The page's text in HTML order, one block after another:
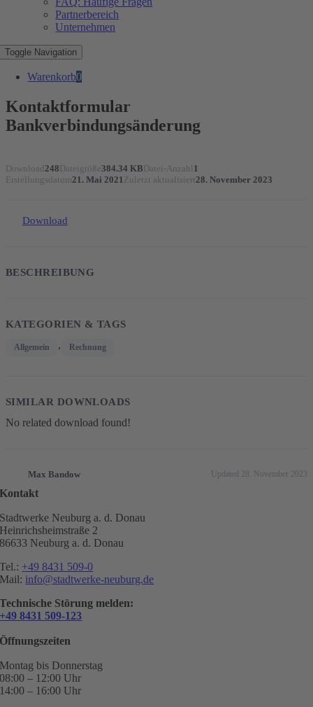
Partnerbereich
Unternehmen
Toggle Navigation
Warenkorb0
Kontaktformular
Bankverbindungsänderung
Download 248Dateigröße384.34 KBDatei-Anzahl 1
Erstellungsdatum21. Mai 2021 Zuletzt aktualisiert 28. November 2023
Download
BESCHREIBUNG
KATEGORIEN & TAGS
Allgemein , Rechnung
SIMILAR DOWNLOADS
No related download found!
Max Bandow Updated 28. November 2023
Kontakt
Stadtwerke Neuburg a. d. Donau
Heinrichsheimstraße 2
86633 Neuburg a. d. Donau
Tel.: +49 8431 509-0
Mail: info@stadtwerke-neuburg.de
Technische Störung melden:
+49 8431 509-123
Öffnungszeiten
Montag bis Donnerstag
08:00 – 12:00 Uhr
14:00 – 16:00 Uhr